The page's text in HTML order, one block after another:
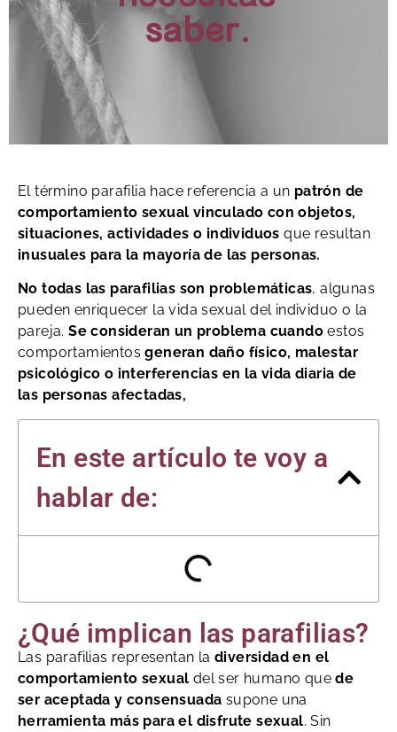
saber.
El término parafilia hace referencia a un patrón de
comportamiento sexual vinculado con objetos,
situaciones, actividades o individuos que resultan
inusuales para la mayoría de las personas.
No todas las parafilias son problemáticas, algunas
pueden enriquecer la vida sexual del individuo o la
pareja.Se consideran un problema cuando estos
comportamientosgeneran daño físico, malestar
psicológico o interferencias en la vida diaria de
las personas afectadas,
En este artículo te voy a
hablar de:
¿Qué implican las parafilias?
Las parafilias representan la diversidad en el
comportamiento sexual del ser humano quede
ser aceptada y consensuada supone una
herramienta más para el disfrute sexual. Sin